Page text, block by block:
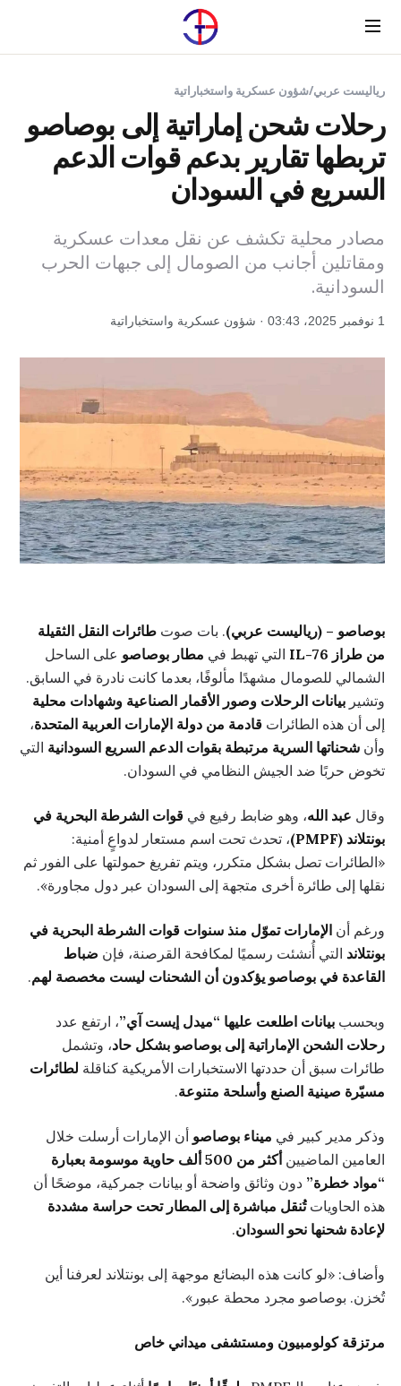
Menu
رياليست عربي/شؤون عسكرية واستخباراتية
رحلات شحن إماراتية إلى بوصاصو
تربطها تقارير بدعم قوات الدعم
السريع في السودان
مصادر محلية تكشف عن نقل معدات عسكرية
ومقاتلين أجانب من الصومال إلى جبهات الحرب
السودانية.
1 نوفمبر 2025، 03:43 · شؤون عسكرية واستخباراتية
بوصاصو – (رياليست عربي). بات صوت طائرات النقل الثقيلة
من طراز IL-76
التي تهبط في مطار بوصاصو على الساحل
الشمالي للصومال مشهدًا مألوفًا، بعدما كانت نادرة في السابق.
وتشير بيانات الرحلات وصور الأقمار الصناعية وشهادات محلية
إلى أن هذه الطائرات قادمة من دولة الإمارات العربية المتحدة،
وأن شحناتها السرية مرتبطة بقوات الدعم السريع السودانية التي
تخوض حربًا ضد الجيش النظامي في السودان.
وقال عبد الله، وهو ضابط رفيع في قوات الشرطة البحرية في
بونتلاند (PMPF)
، تحدث تحت اسم مستعار لدواعٍ أمنية:
«الطائرات تصل بشكل متكرر، ويتم تفريغ حمولتها على الفور ثم
نقلها إلى طائرة أخرى متجهة إلى السودان عبر دول مجاورة».
ورغم أن الإمارات تموّل منذ سنوات قوات الشرطة البحرية في
بونتلاند التي أُنشئت رسميًا لمكافحة القرصنة، فإن ضباط
القاعدة في بوصاصو يؤكدون أن الشحنات ليست مخصصة لهم.
وبحسب بيانات اطلعت عليها “ميدل إيست آي”، ارتفع عدد
رحلات الشحن الإماراتية إلى بوصاصو بشكل حاد، وتشمل
طائرات سبق أن حددتها الاستخبارات الأمريكية كناقلة لطائرات
مسيّرة صينية الصنع وأسلحة متنوعة.
وذكر مدير كبير في ميناء بوصاصو أن الإمارات أرسلت خلال
العامين الماضيين
أكثر من 500 ألف حاوية موسومة بعبارة
“مواد خطرة” دون وثائق واضحة أو بيانات جمركية، موضحًا أن
هذه الحاوياتتُنقل مباشرة إلى المطار تحت حراسة مشددة
لإعادة شحنها نحو السودان.
وأضاف: «لو كانت هذه البضائع موجهة إلى بونتلاند لعرفنا أين
تُخزن. بوصاصو مجرد محطة عبور».
مرتزقة كولومبيون ومستشفى ميداني خاص